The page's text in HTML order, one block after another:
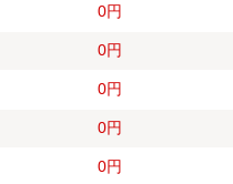
0円
0円
0円
0円
0円